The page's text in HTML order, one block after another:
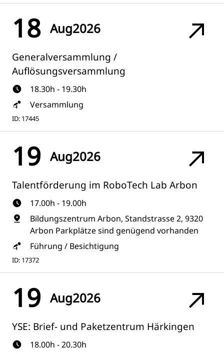
18 Aug2026
Generalversammlung /
Auflösungsversammlung
18.30h - 19.30h
Versammlung
ID: 17445
19 Aug2026
Talentförderung im RoboTech Lab Arbon
17.00h - 19.00h
Bildungszentrum Arbon, Standstrasse 2, 9320
Arbon Parkplätze sind genügend vorhanden
Führung / Besichtigung
ID: 17372
19 Aug2026
YSE: Brief- und Paketzentrum Härkingen
18.00h - 20.30h